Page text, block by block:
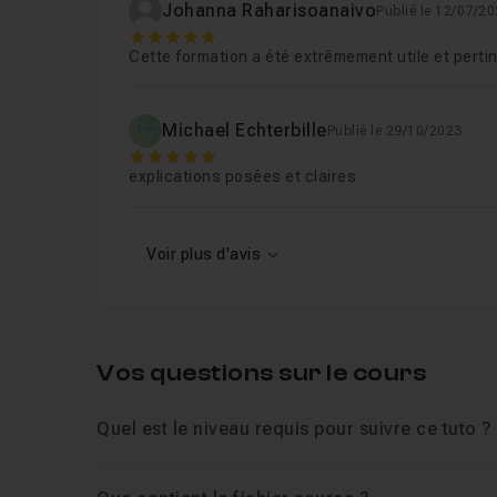
Johanna Raharisoanaivo Publié le 12/07/
5
Cette formation a été extrêmement utile et
Michael Echterbille Publié le 29/10/2023
5
explications posées et claires
Voir plus d'avis
Vos questions sur le cours
Quel est le niveau requis pour suivre ce tuto ?